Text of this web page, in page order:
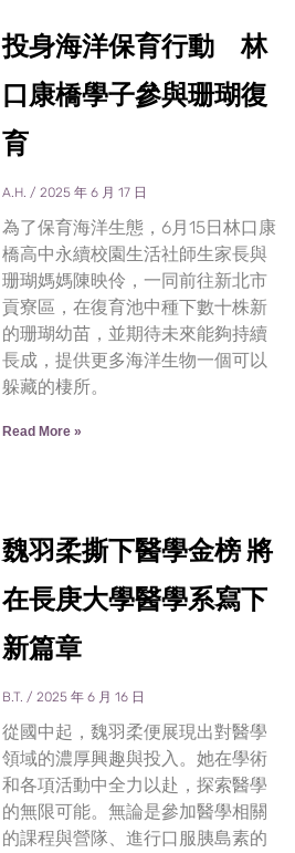
投身海洋保育行動 林
口康橋學子參與珊瑚復
育
A.H. 2025 年 6 月 17 日
為了保育海洋生態，6月15日林口康
橋高中永續校園生活社師生家長與
珊瑚媽媽陳映伶，一同前往新北市
貢寮區，在復育池中種下數十株新
的珊瑚幼苗，並期待未來能夠持續
長成，提供更多海洋生物一個可以
躲藏的棲所。
Read More »
魏羽柔撕下醫學金榜 將
在長庚大學醫學系寫下
新篇章
B.T. 2025 年 6 月 16 日
從國中起，魏羽柔便展現出對醫學
領域的濃厚興趣與投入。她在學術
和各項活動中全力以赴，探索醫學
的無限可能。無論是參加醫學相關
的課程與營隊、進行口服胰島素的